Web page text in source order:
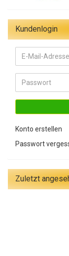
Kundenlogin
E-
Mail-
Adresse
Passwort
Konto erstellen
Passwort
Zuletzt